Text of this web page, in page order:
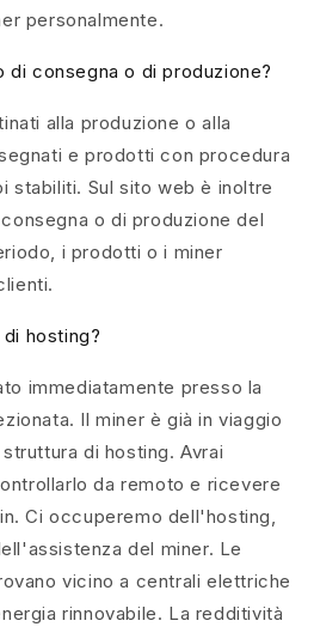
personalmente.
di consegna o di produzione?
alla produzione o alla
e prodotti con procedura
stabiliti. Sul sito web è inoltre
o di produzione del
i prodotti o i miner
hosting?
immediatamente presso la
Il miner è già in viaggio
di hosting. Avrai
da remoto e ricevere
Ci occuperemo dell'hosting,
del miner. Le
vicino a centrali elettriche
rinnovabile. La redditività